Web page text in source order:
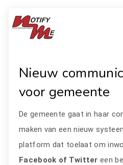
Nieuw
voor gemeente
De gemeente gaat in haar
maken van een nieuw
platform dat toelaat om
Facebook of Twitter een